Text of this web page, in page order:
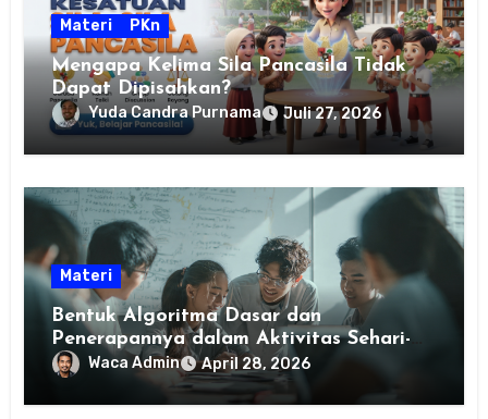
Materi PKn
Mengapa Kelima Sila Pancasila Tidak
Dapat Dipisahkan?
Yuda Candra Purnama Juli 27, 2026
Materi
Bentuk Algoritma Dasar dan
Penerapannya dalam Aktivitas Sehari-
hari Waca Admin April 28, 2026